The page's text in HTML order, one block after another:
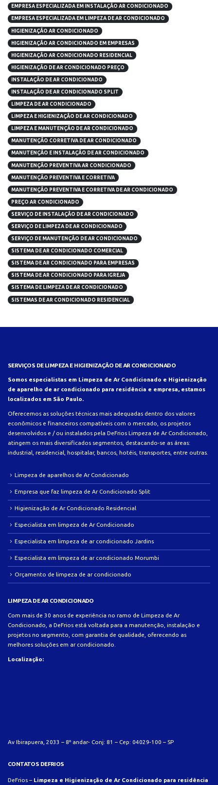
EMPRESA ESPECIALIZADA EM INSTALAÇÃO AR CONDICIONADO
EMPRESA ESPECIALIZADA EM LIMPEZA DE AR CONDICIONADO
HIGIENIZAÇÃO AR CONDICIONADO
HIGIENIZAÇÃO AR CONDICIONADO EM EMPRESAS
HIGIENIZAÇÃO AR CONDICIONADO RESIDENCIAL
HIGIENIZAÇÃO DE AR CONDICIONADO PREÇO
INSTALAÇÃO DE AR CONDICIONADO
INSTALAÇÃO DE AR CONDICIONADO SPLIT
LIMPEZA DE AR CONDICIONADO
LIMPEZA E HIGIENIZAÇÃO DE AR CONDICIONADO
LIMPEZA E MANUTENÇÃO DE AR CONDICIONADO
MANUTENÇÃO CORRETIVA DE AR CONDICIONADO
MANUTENÇÃO E INSTALAÇÃO DE AR CONDICIONADO
MANUTENÇÃO PREVENTIVA AR CONDICIONADO
MANUTENÇÃO PREVENTIVA E CORRETIVA
MANUTENÇÃO PREVENTIVA E CORRETIVA DE AR CONDICIONADO
PREÇO AR CONDICIONADO
SERVIÇO DE INSTALAÇÃO DE AR CONDICIONADO
SERVIÇO DE LIMPEZA DE AR CONDICIONADO
SERVIÇO DE MANUTENÇÃO DE AR CONDICIONADO
SISTEMA DE AR CONDICIONADO COMERCIAL
SISTEMA DE AR CONDICIONADO PARA EMPRESAS
SISTEMA DE AR CONDICIONADO PARA IGREJA
SISTEMA DE LIMPEZA DE AR CONDICIONADO
SISTEMAS DE AR CONDICIONADO RESIDENCIAL
SERVIÇOS DE LIMPEZA E HIGIENIZAÇÃO DE AR CONDICIONADO
Somos especialistas em Limpeza de Ar Condicionado e Higienização
de aparelho de ar condicionado para residência e empresa, estamos
localizados em São Paulo.
Oferecemos as soluções técnicas mais adequadas dentro dos valores
econômicos e financeiros compatíveis com o mercado, os projetos
desenvolvidos e / ou instalados pela DeFrios Limpeza de Ar Condicionado,
atingem os mais diversificados segmentos, destacando-se as áreas:
industrial, residencial, hospitalar, bancos, hotéis, transportes, entre outras.
Limpeza de aparelhos de Ar Condicionado
Empresa que faz limpeza de Ar Condicionado Split
Higienização de Ar Condicionado Residencial
Especialista em limpeza de Ar Condicionado
Especialista em limpeza de ar condicionado Jardins
Especialista em limpeza de ar condicionado Morumbi
Orçamento de limpeza de ar condicionado
LIMPEZA DE AR CONDICIONADO
Com mais de 30 anos de experiência no ramo de Limpeza de Ar
Condicionado, a DeFrios está voltada para a manutenção, instalação e
projetos no segmento, com garantia de qualidade, oferecendo as
melhores soluções em ar condicionado.
Localização:
Av Ibirapuera, 2033 – 8º andar- Conj: 81 – Cep: 04029-100 – SP
CONTATOS DEFRIOS
DeFrios – Limpeza e Higienização de Ar Condicionado para residência